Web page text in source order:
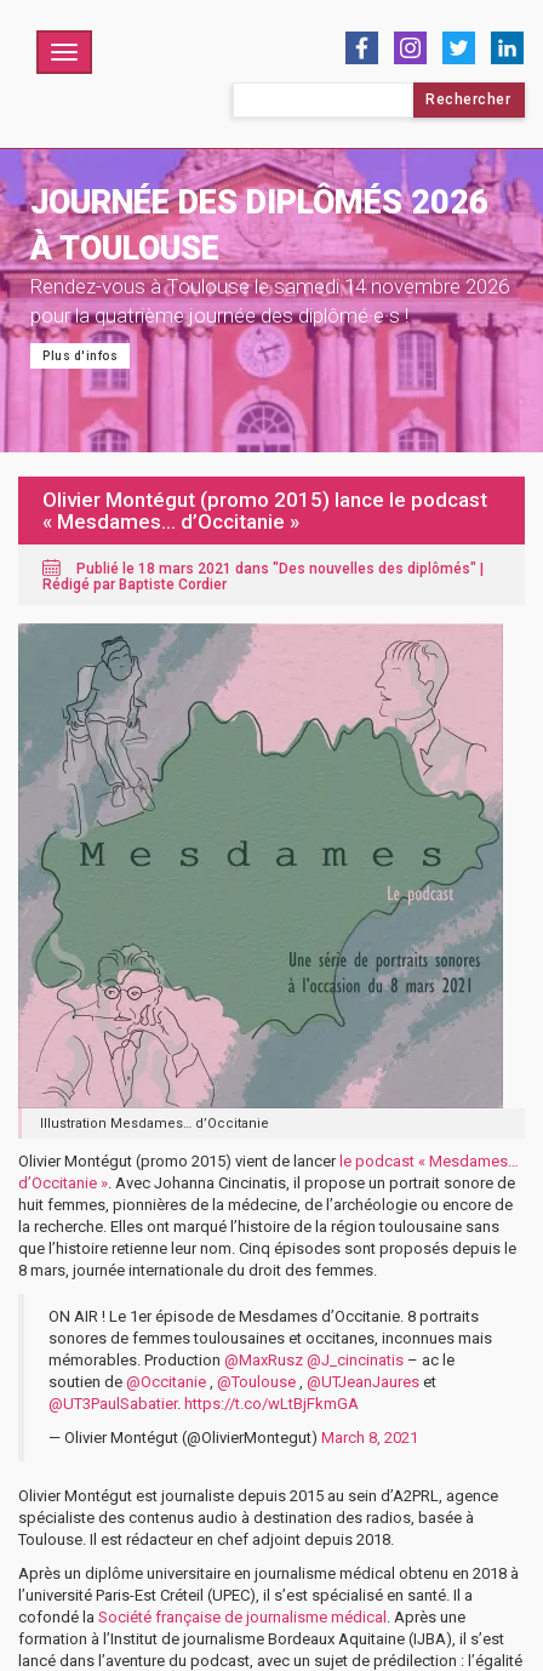
Menu
JOURNÉE DES DIPLÔMÉS 2026
À TOULOUSE
Rendez-vous à Toulouse le samedi 14 novembre 2026
pour la quatrième journée des diplômé·e·s !
Plus d'infos
Olivier Montégut (promo 2015) lance le podcast
« Mesdames… d’Occitanie »
Publié le 18 mars 2021 dans "Des nouvelles des diplômés" |
Rédigé par Baptiste Cordier
Illustration Mesdames… d’Occitanie
Olivier Montégut (promo 2015) vient de lancer le podcast « Mesdames…
d’Occitanie » . Avec Johanna Cincinatis, il propose un portrait sonore de
huit femmes, pionnières de la médecine, de l’archéologie ou encore de
la recherche. Elles ont marqué l’histoire de la région toulousaine sans
que l’histoire retienne leur nom. Cinq épisodes sont proposés depuis le
8 mars, journée internationale du droit des femmes.
ON AIR ! Le 1er épisode de Mesdames d’Occitanie. 8 portraits
sonores de femmes toulousaines et occitanes, inconnues mais
mémorables. Production @MaxRusz @J_cincinatis – ac le
soutien de @Occitanie @Toulouse @UTJeanJaures et
@UT3PaulSabatier. https://t.co/wLtBjFkmGA
— Olivier Montégut (@OlivierMontegut) March 8, 2021
Olivier Montégut est journaliste depuis 2015 au sein d’A2PRL, agence
spécialiste des contenus audio à destination des radios, basée à
Toulouse. Il est rédacteur en chef adjoint depuis 2018.
Après un diplôme universitaire en journalisme médical obtenu en 2018 à
l’université Paris-Est Créteil (UPEC), il s’est spécialisé en santé. Il a
cofondé la Société française de journalisme médical
. Après une
formation à l’Institut de journalisme Bordeaux Aquitaine (IJBA), il s’est
lancé dans l’aventure du podcast, avec un sujet de prédilection : l’égalité